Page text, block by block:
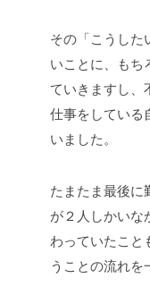
その「こうした
いことに、もち
ていきますし、
仕事をしている
いました。
たまたま最後に
が２人しかいな
わっていたこと
うことの流れを